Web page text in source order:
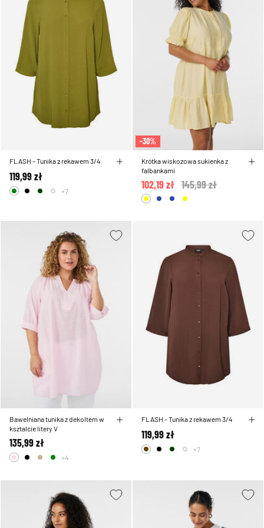
FLASH - Tunika z rekawem 3/4
119,99 zł
+7
-30%
Krótka wiskozowa sukienka z
falbankami
Price reduced from
145,99 zł
102,19 zł
Bawelniana tunika z dekoltem w
ksztalcie litery V
135,99 zł
+4
FLASH - Tunika z rekawem 3/4
119,99 zł
+7